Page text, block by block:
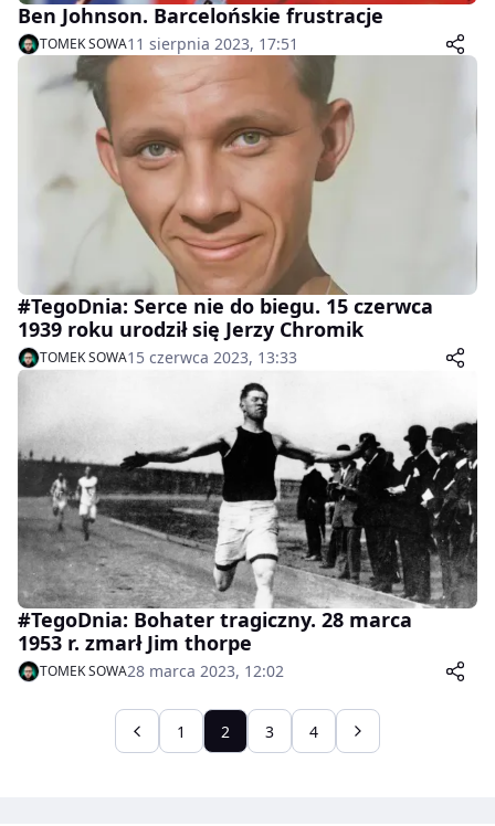
Ben Johnson. Barcelońskie frustracje
TOMEK SOWA11 sierpnia 2023, 17:51
#TegoDnia: Serce nie do biegu. 15 czerwca
1939 roku urodził się Jerzy Chromik
TOMEK SOWA15 czerwca 2023, 13:33
#TegoDnia: Bohater tragiczny. 28 marca
1953 r. zmarł Jim thorpe
TOMEK SOWA28 marca 2023, 12:02
1 2 3 4